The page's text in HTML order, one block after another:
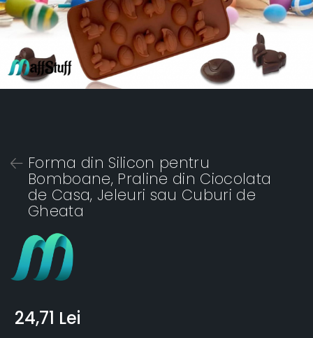
Forma din Silicon pentru
Bomboane, Praline din Ciocolata
de Casa, Jeleuri sau Cuburi de
Gheata
24,71 Lei